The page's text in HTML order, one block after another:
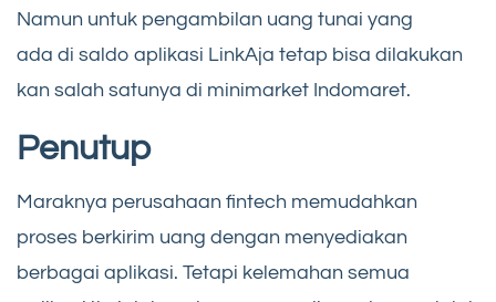
Namun untuk pengambilan uang tunai yang
ada di saldo aplikasi LinkAja tetap bisa dilakukan
kan salah satunya di minimarket Indomaret.
Penutup
Maraknya perusahaan fintech memudahkan
proses berkirim uang dengan menyediakan
berbagai aplikasi. Tetapi kelemahan semua